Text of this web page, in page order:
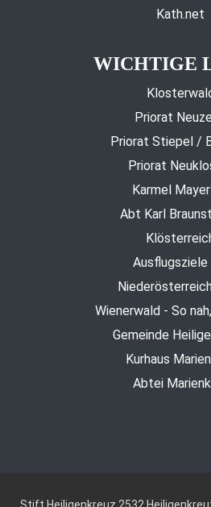
Kath.net
WICHTIGE
Priorat
Priorat Stiepel /
Priorat
Karmel
Abt Karl
Ausflugsziele
Wienerwald - So
Gemeinde
Kurhaus
Abtei
Stift Heiligenkreuz 2532